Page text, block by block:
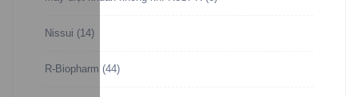
Nissui (14)
R-Biopharm (44)